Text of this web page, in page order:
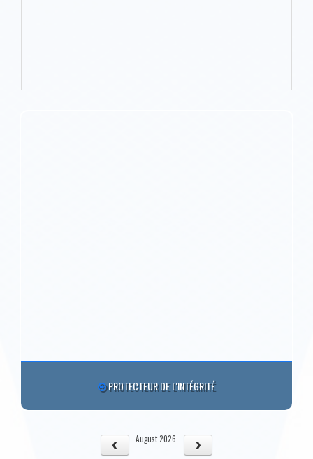
PROTECTEUR DE L'INTÉGRITÉ
August 2026